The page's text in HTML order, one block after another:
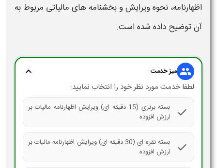
اظهارنامه، نحوه ویرایشوبخشنامه های مالیاتی مربوط به
آنتوضیح داده شده است.
group میز خدمت expand_more
لطفا خدمت مورد نظر خود را انتخاب نمایید:
check
بسته برنزی (15 دقیقه ای) ویرایش اظهارنامه مالیات بر
ارزش افزوده
check
بسته نقره ای (30 دقیقه ای) ویرایش اظهارنامه مالیات بر
ارزش افزوده